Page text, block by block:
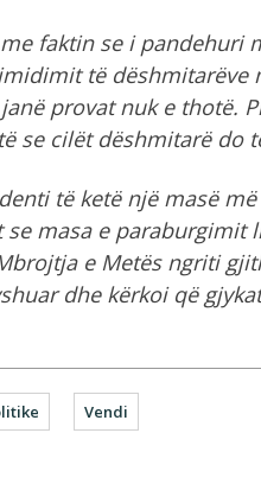
me faktin se i
të
provat nuk e thotë.
se cilët dëshmitarë do
të ketë një masë
masa e paraburgimit
e Metës ngriti
dhe kërkoi që
Vendi